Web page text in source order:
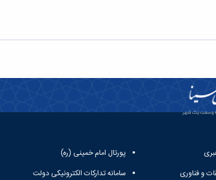
و فناوری
پورتال امام خمینی (ره)
سامانه تدارکات الکترونیکی دولت